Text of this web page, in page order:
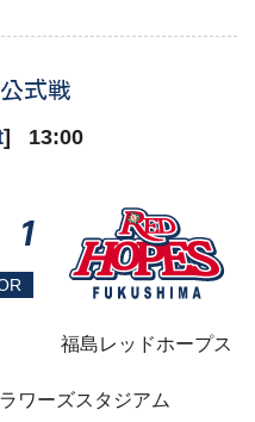
式戦
] 13:00
1
福島レッドホープス
ワーズスタジアム